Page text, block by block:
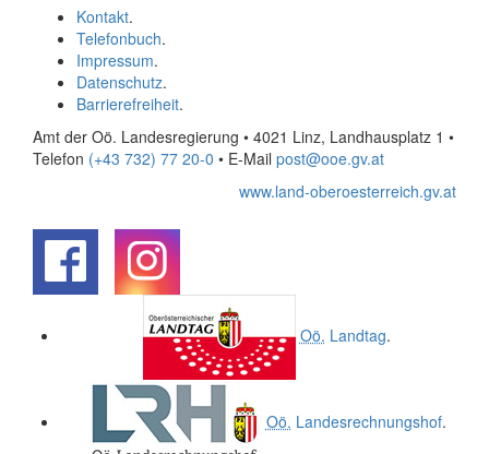
Kontakt.
Telefonbuch.
Impressum.
Datenschutz.
Barrierefreiheit.
Amt der Oö. Landesregierung • 4021 Linz, Landhausplatz 1 •
Telefon (+43 732) 77 20-0 • E-Mail post@ooe.gv.at
www.land-oberoesterreich.gv.at
Oö. Landtag.
Oö. Landesrechnungshof.